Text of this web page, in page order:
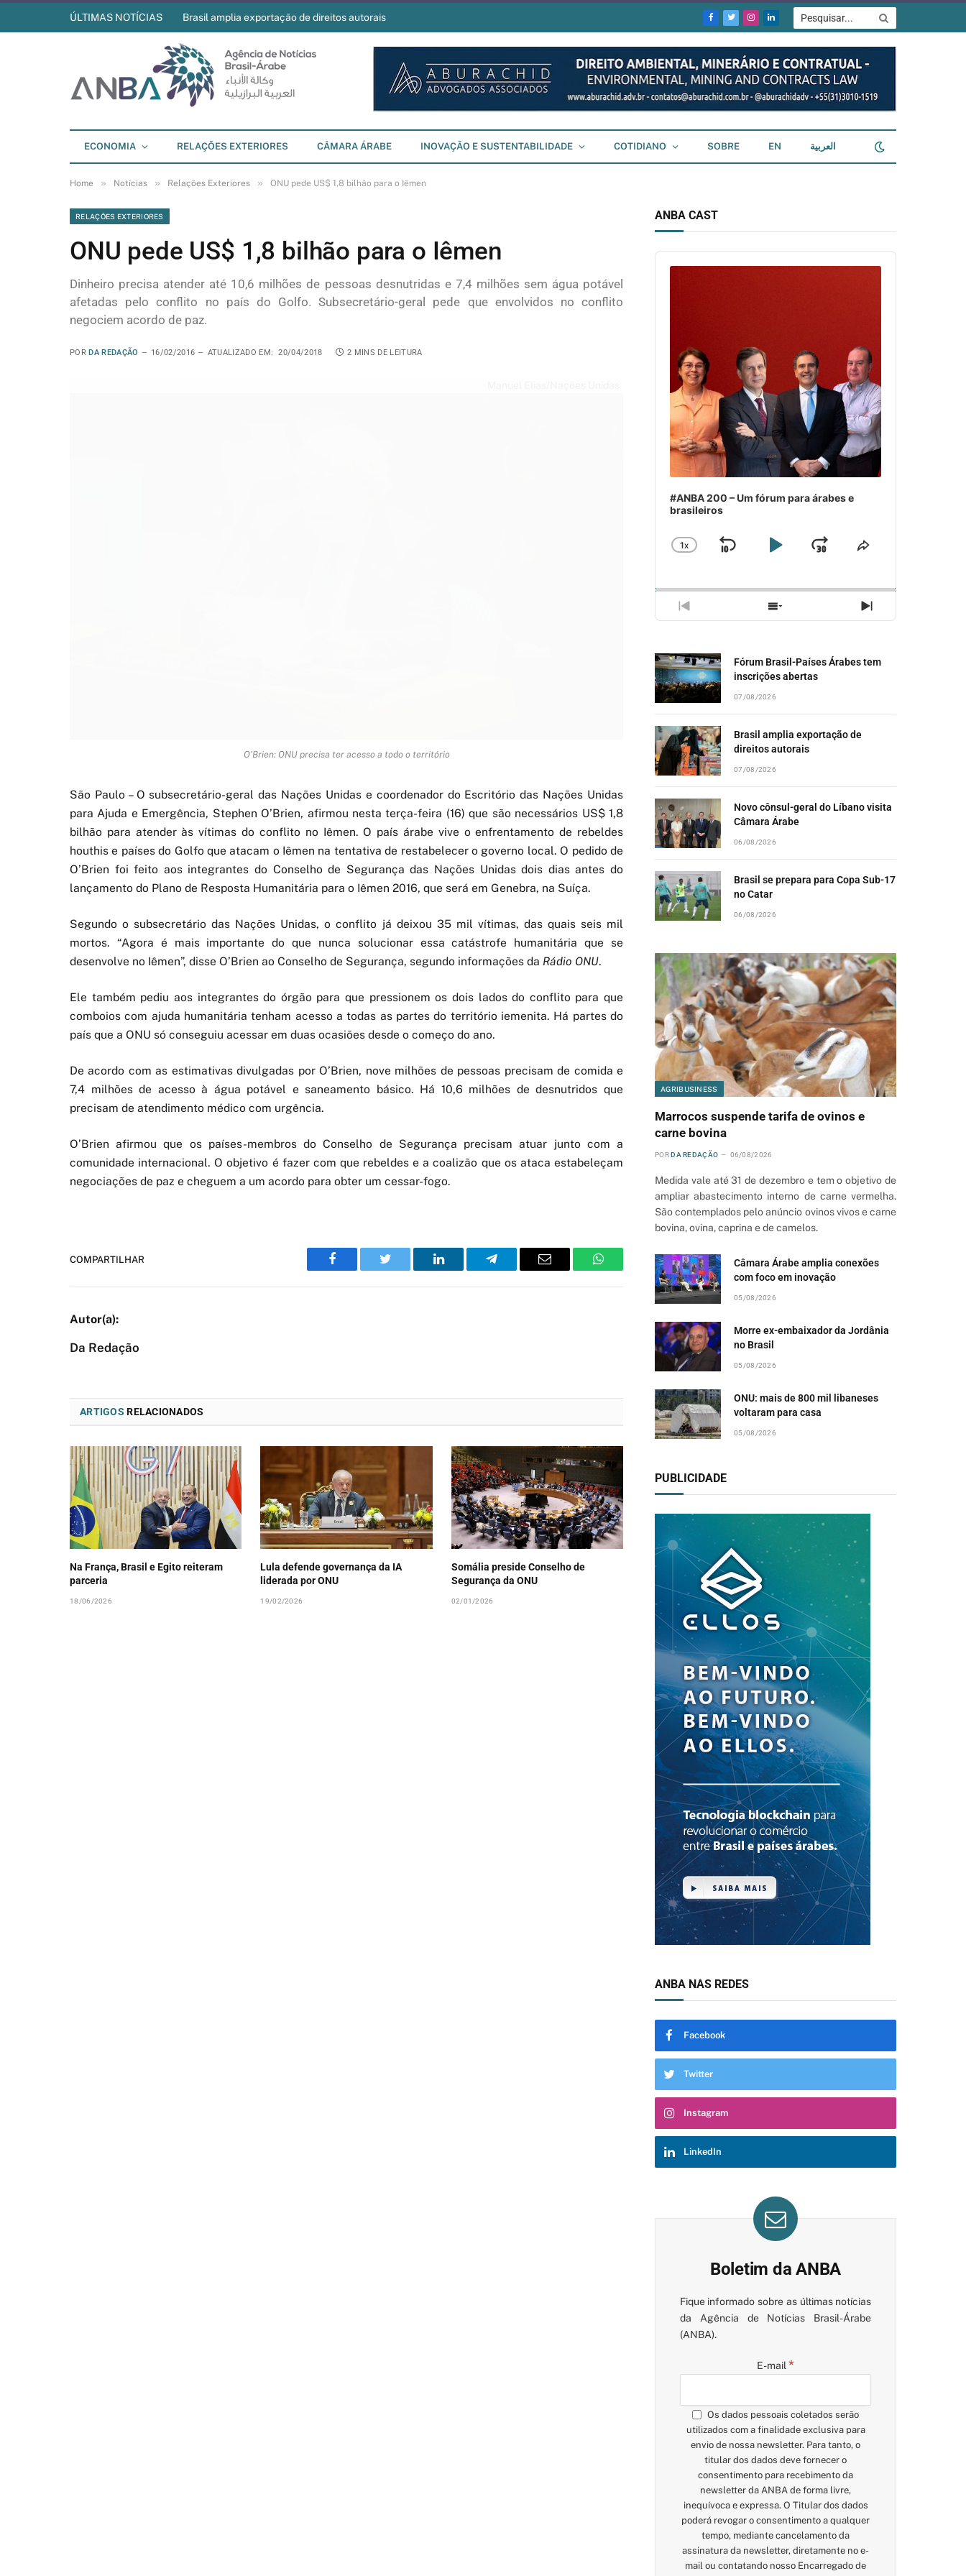
ÚLTIMAS NOTÍCIAS Brasil amplia exportação de direitos autorais
Facebook
TwitterInstagram
LinkedIn
ECONOMIA RELAÇÕES EXTERIORES CÂMARA ÁRABE INOVAÇÃO E SUSTENTABILIDADE COTIDIANO SOBRE EN العربية
Home » Notícias » Relações Exteriores » ONU pede US$ 1,8 bilhão para o Iêmen
RELAÇÕES EXTERIORES
ONU pede US$ 1,8 bilhão para o Iêmen
Dinheiro precisa atender até 10,6 milhões de pessoas desnutridas e 7,4 milhões sem água potável
afetadas pelo conflito no país do Golfo. Subsecretário-geral pede que envolvidos no conflito
negociem acordo de paz.
POR DA REDAÇÃO 16/02/2016 ATUALIZADO EM: 20/04/2018 2 MINS DE LEITURA
O'Brien: ONU precisa ter acesso a todo o território
São Paulo – O subsecretário-geral das Nações Unidas e coordenador do Escritório das Nações Unidas
para Ajuda e Emergência, Stephen O’Brien, afirmou nesta terça-feira (16) que são necessários US$ 1,8
bilhão para atender às vítimas do conflito no Iêmen. O país árabe vive o enfrentamento de rebeldes
houthis e países do Golfo que atacam o Iêmen na tentativa de restabelecer o governo local. O pedido de
O’Brien foi feito aos integrantes do Conselho de Segurança das Nações Unidas dois dias antes do
lançamento do Plano de Resposta Humanitária para o Iêmen 2016, que será em Genebra, na Suíça.
Segundo o subsecretário das Nações Unidas, o conflito já deixou 35 mil vítimas, das quais seis mil
mortos. “Agora é mais importante do que nunca solucionar essa catástrofe humanitária que se
desenvolve no Iêmen”, disse O’Brien ao Conselho de Segurança, segundo informações da Rádio ONU.
Ele também pediu aos integrantes do órgão para que pressionem os dois lados do conflito para que
comboios com ajuda humanitária tenham acesso a todas as partes do território iemenita. Há partes do
país que a ONU só conseguiu acessar em duas ocasiões desde o começo do ano.
De acordo com as estimativas divulgadas por O’Brien, nove milhões de pessoas precisam de comida e
7,4 milhões de acesso à água potável e saneamento básico. Há 10,6 milhões de desnutridos que
precisam de atendimento médico com urgência.
O’Brien afirmou que os países-membros do Conselho de Segurança precisam atuar junto com a
comunidade internacional. O objetivo é fazer com que rebeldes e a coalizão que os ataca estabeleçam
negociações de paz e cheguem a um acordo para obter um cessar-fogo.
COMPARTILHAR
Facebook Twitter LinkedIn Telegram Email WhatsApp
Da Redação
ARTIGOS RELACIONADOS
Na França, Brasil e Egito reiteram
parceria
18/06/2026
Lula defende governança da IA
liderada por ONU
19/02/2026
Somália preside Conselho de
Segurança da ONU
02/01/2026
ANBA CAST
Audio
Player
#ANBA 200 – Um fórum para árabes e
brasileiros
CHANGE
1X
SKIPPLAYJUMP
PREVIOUS
EPISODE
SHOW
EPISODES
NEXT
EPISODE
Fórum Brasil-Países Árabes tem
inscrições abertas
07/08/2026
Brasil amplia exportação de
direitos autorais
07/08/2026
Novo cônsul-geral do Líbano visita
Câmara Árabe
06/08/2026
Brasil se prepara para Copa Sub-17
no Catar
06/08/2026
AGRIBUSINESS
Marrocos suspende tarifa de ovinos e
carne bovina
POR DA REDAÇÃO 06/08/2026
Medida vale até 31 de dezembro e tem o objetivo de
ampliar abastecimento interno de carne vermelha.
São contemplados pelo anúncio ovinos vivos e carne
bovina, ovina, caprina e de camelos.
Câmara Árabe amplia conexões
com foco em inovação
05/08/2026
Morre ex-embaixador da Jordânia
no Brasil
05/08/2026
ONU: mais de 800 mil libaneses
voltaram para casa
05/08/2026
PUBLICIDADE
ANBA NAS REDES
Facebook
Twitter
Instagram
LinkedIn
Boletim da ANBA
Fique informado sobre as últimas notícias
da Agência de Notícias Brasil-Árabe
(ANBA).
E-mail *
Os dados pessoais coletados serão
utilizados com a finalidade exclusiva para
envio de nossa newsletter. Para tanto, o
titular dos dados deve fornecer o
consentimento para recebimento da
newsletter da ANBA de forma livre,
inequívoca e expressa. O Titular dos dados
poderá revogar o consentimento a qualquer
tempo, mediante cancelamento da
assinatura da newsletter, diretamente no e-
mail ou contatando nosso Encarregado de